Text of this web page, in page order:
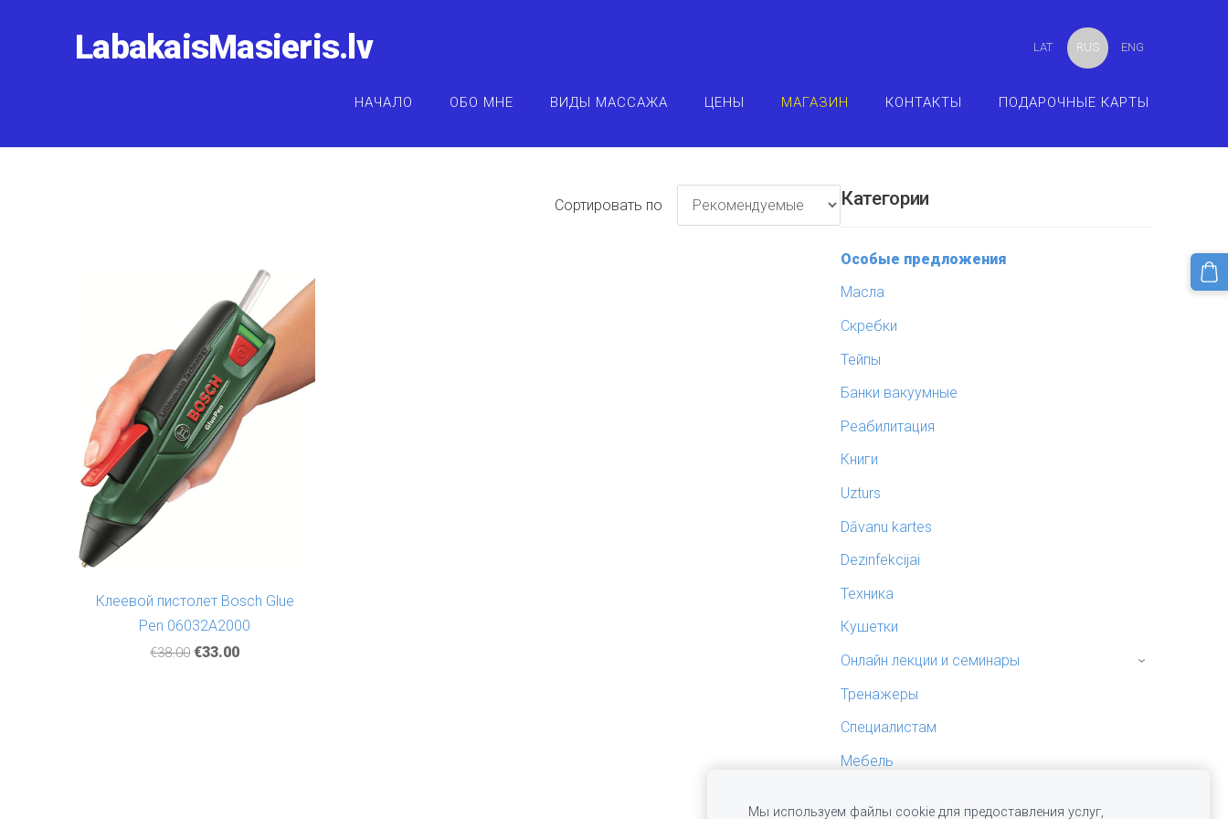
LabakaisMasieris.lv
НАЧАЛО ОБО МНЕ ВИДЫ МАССАЖА ЦЕНЫ МАГАЗИН КОНТАКТЫ ПОДАРОЧНЫЕ КАРТЫ
LAT RUS ENG
Категории
Особые предложения
Масла
Скребки
Тейпы
Банки вакуумные
Реабилитация
Книги
Uzturs
Dāvanu kartes
Dezinfekcijai
Техника
Кушетки
Онлайн лекции и семинары
›
Тренажеры
Специалистам
Мебель
Сортировать по
Клеевой пистолет Bosch Glue
Pen 06032A2000
€38.00 €33.00
Мы используем файлы cookie для предоставления услуг,